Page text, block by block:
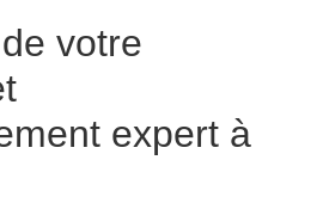
votre
expert à